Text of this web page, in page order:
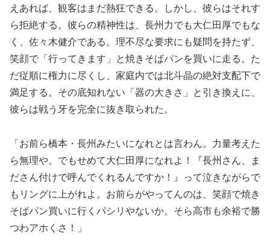
えあれば、観客はまだ熱狂できる。しかし、彼らはそれす
ら拒絶する。彼らの精神性は、長州力でも大仁田厚でもな
く、佐々木健介である。理不尽な要求にも疑問を持たず、
笑顔で「行ってきます」と焼きそばパンを買いに走る。た
だ従順に権力に尽くし、家庭内では北斗晶の絶対支配下で
満足する。その底知れない「器の大きさ」と引き換えに、
彼らは戦う牙を完全に抜き取られた。
「お前ら橋本・長州みたいになれとは言わん。力量考えた
ら無理や。でもせめて大仁田厚になれよ！『長州さん、ま
ださん付けで呼んでくれるんですか！』って泣きながらで
もリングに上がれよ。お前らがやってんのは、笑顔で焼き
そばパン買いに行くパシリやないか。そら高市も余裕で勝
つわアホくさ！」